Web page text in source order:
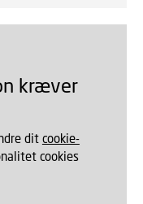
kræver
dit cookie-
cookies